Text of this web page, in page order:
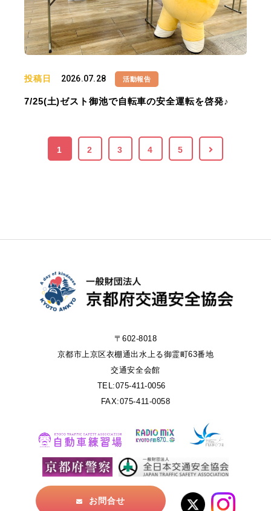
投稿日 2026.07.28 活動報告
7/25(土)ゼスト御池で自転車の安全運転を啓発♪
1 2 3 4 5
〒602-8018
京都市上京区衣棚通出水上る御霊町63番地
交通安全会館
TEL:075-411-0056
FAX:075-411-0058
お問合せ